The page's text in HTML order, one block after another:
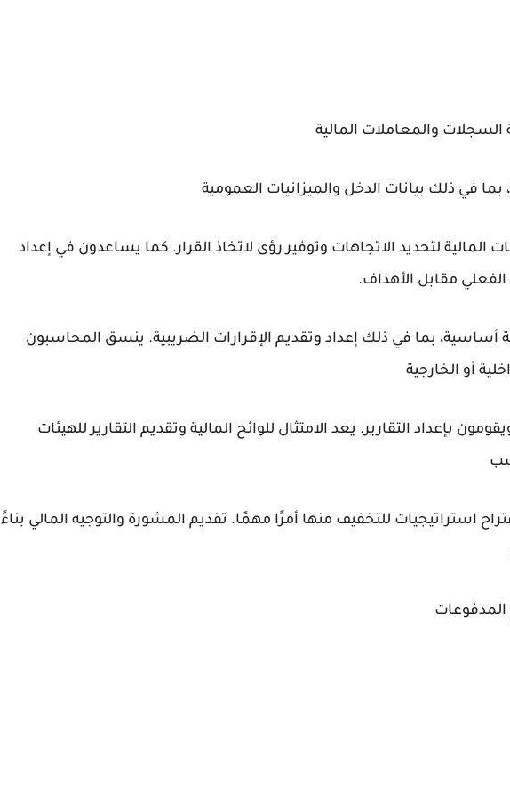
والمعاملات المالية
بما في ذلك بيانات الدخل والميزانيات العمومية
المالية لتحديد الاتجاهات وتوفير رؤى لاتخاذ القرار. كما يساعدون في إعداد
الفعلي مقابل الأهداف.
أساسية، بما في ذلك إعداد وتقديم الإقرارات الضريبية. ينسق المحاسبون
أو الخارجية
بإعداد التقارير. يعد الامتثال للوائح المالية وتقديم التقارير للهيئات
استراتيجيات للتخفيف منها أمرًا مهمًا. تقديم المشورة والتوجيه المالي بناءً
المدفوعات